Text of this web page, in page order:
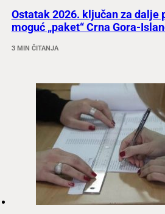
Ostatak 2026. ključan za dalje
moguć „paket“ Crna Gora-
3 MIN ČITANJA